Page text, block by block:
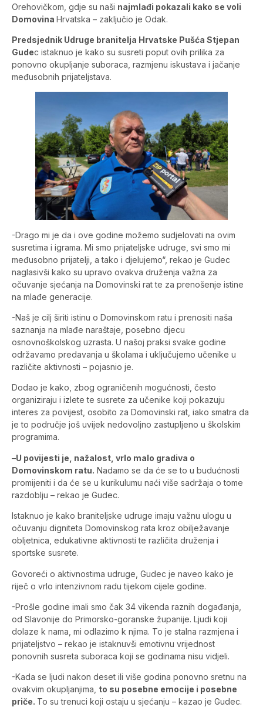
Orehovičkom, gdje su naši najmlađi pokazali kako se voli
Domovina Hrvatska – zaključio je Odak.
Predsjednik Udruge branitelja Hrvatske Pušća Stjepan
Gudec istaknuo je kako su susreti poput ovih prilika za
ponovno okupljanje suboraca, razmjenu iskustava i jačanje
međusobnih prijateljstava.
-Drago mi je da i ove godine možemo sudjelovati na ovim
susretima i igrama. Mi smo prijateljske udruge, svi smo mi
međusobno prijatelji, a tako i djelujemo“, rekao je Gudec
naglasivši kako su upravo ovakva druženja važna za
očuvanje sjećanja na Domovinski rat te za prenošenje istine
na mlađe generacije.
-Naš je cilj širiti istinu o Domovinskom ratu i prenositi naša
saznanja na mlađe naraštaje, posebno djecu
osnovnoškolskog uzrasta. U našoj praksi svake godine
održavamo predavanja u školama i uključujemo učenike u
različite aktivnosti – pojasnio je.
Dodao je kako, zbog ograničenih mogućnosti, često
organiziraju i izlete te susrete za učenike koji pokazuju
interes za povijest, osobito za Domovinski rat, iako smatra da
je to područje još uvijek nedovoljno zastupljeno u školskim
programima.
–U povijesti je, nažalost, vrlo malo gradiva o
Domovinskom ratu. Nadamo se da će se to u budućnosti
promijeniti i da će se u kurikulumu naći više sadržaja o tome
razdoblju – rekao je Gudec.
Istaknuo je kako braniteljske udruge imaju važnu ulogu u
očuvanju digniteta Domovinskog rata kroz obilježavanje
obljetnica, edukativne aktivnosti te različita druženja i
sportske susrete.
Govoreći o aktivnostima udruge, Gudec je naveo kako je
riječ o vrlo intenzivnom radu tijekom cijele godine.
-Prošle godine imali smo čak 34 vikenda raznih događanja,
od Slavonije do Primorsko-goranske županije. Ljudi koji
dolaze k nama, mi odlazimo k njima. To je stalna razmjena i
prijateljstvo – rekao je istaknuvši emotivnu vrijednost
ponovnih susreta suboraca koji se godinama nisu vidjeli.
-Kada se ljudi nakon deset ili više godina ponovno sretnu na
ovakvim okupljanjima, to su posebne emocije i posebne
priče. To su trenuci koji ostaju u sjećanju – kazao je Gudec.